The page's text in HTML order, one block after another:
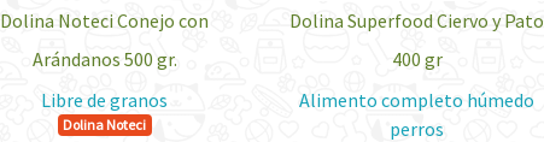
Dolina Noteci Conejo con
Arándanos 500 gr.
Libre de granos
Dolina Noteci
Dolina Superfood Ciervo y Pato
400 gr
Alimento completo húmedo
perros